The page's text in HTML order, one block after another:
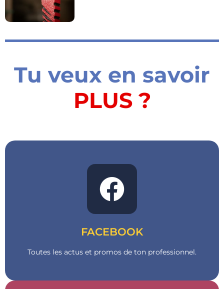
Tu veux en savoir
PLUS ?
FACEBOOK
Toutes les actus et promos de ton professionnel.
Clique ci-dessous !
Go !